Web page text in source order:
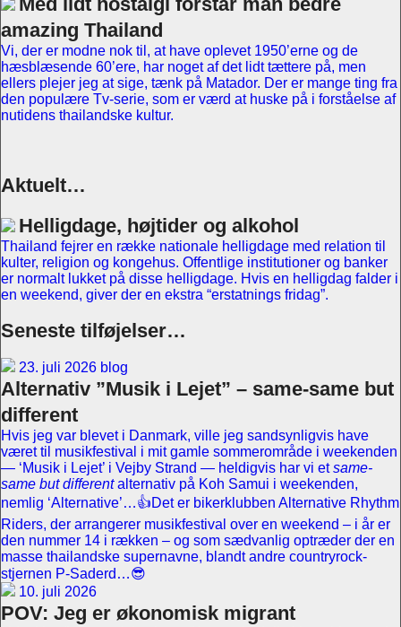
amazing Thailand
Vi, der er modne nok til, at have oplevet 1950’erne og de
hæsblæsende 60’ere, har noget af det lidt tættere på, men
ellers plejer jeg at sige, tænk på Matador. Der er mange ting fra
den populære Tv-serie, som er værd at huske på i forståelse af
nutidens thailandske kultur.
Aktuelt…
Helligdage, højtider og alkohol
Thailand fejrer en række nationale helligdage med relation til
kulter, religion og kongehus. Offentlige institutioner og banker
er normalt lukket på disse helligdage. Hvis en helligdag falder i
en weekend, giver der en ekstra “erstatnings fridag”.
Seneste tilføjelser…
23. juli 2026 blog
Alternativ ”Musik i Lejet” – same-same but
different
Hvis jeg var blevet i Danmark, ville jeg sandsynligvis have
været til musikfestival i mit gamle sommerområde i weekenden
— ‘Musik i Lejet’ i Vejby Strand — heldigvis har vi etsame-
same but differentalternativ på Koh Samui i weekenden,
nemlig ‘Alternative’…👍Det er bikerklubben Alternative Rhythm
Riders, der arrangerer musikfestival over en weekend – i år er
den nummer 14 i rækken – og som sædvanlig optræder der en
masse thailandske supernavne, blandt andre countryrock-
stjernen P-Saderd…😎
10. juli 2026
POV: Jeg er økonomisk migrant